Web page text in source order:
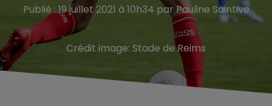
Publié : 19 juillet 2021 à 10h34 par Pauline Saintive
Crédit image: Stade de Reims